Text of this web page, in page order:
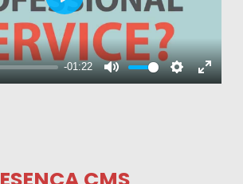
-01:22
Mute Settings
Enter
Play